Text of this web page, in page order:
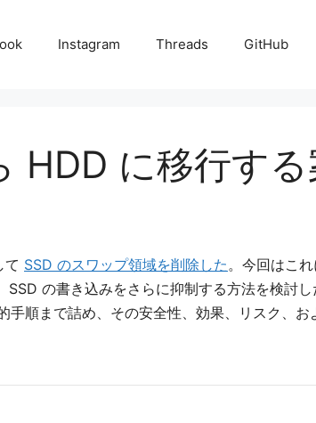
Instagram Threads GitHub
HDD に移行す
て SSD のスワップ領域を削除した 。今回はこ
SSD の書き込みをさらに抑制する方法を検
順まで詰め、その安全性、効果、リスク、